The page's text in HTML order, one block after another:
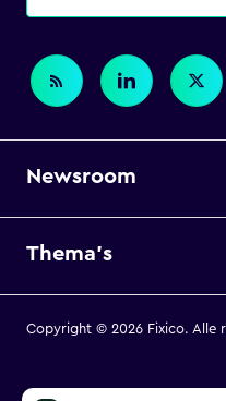
Newsroom
Thema's
Copyright © 2026 Fixico. Alle